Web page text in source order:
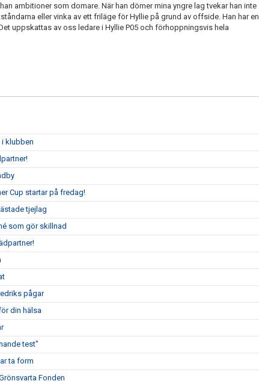
ambitioner som domare. När han dömer mina yngre lag tvekar han inte
eller vinka av ett friläge för Hyllie på grund av offside. Han har en
uppskattas av oss ledare i Hyllie P05 och förhoppningsvis hela
klubben
Cup startar på fredag!
tjejlag
som gör skillnad
pågar
din hälsa
test"
ta form
Fonden